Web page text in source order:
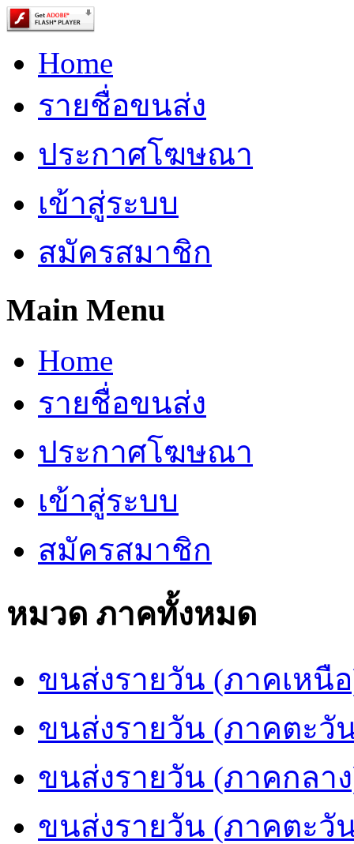
Home
รายชื่อขนส่ง
ประกาศโฆษณา
เข้าสู่ระบบ
สมัครสมาชิก
Main Menu
Home
รายชื่อขนส่ง
ประกาศโฆษณา
เข้าสู่ระบบ
สมัครสมาชิก
หมวด ภาคทั้งหมด
ขนส่งรายวัน (ภาคเหนื
ขนส่งรายวัน (ภาคตะวั
ขนส่งรายวัน (ภาคกลา
ขนส่งรายวัน (ภาคตะวั